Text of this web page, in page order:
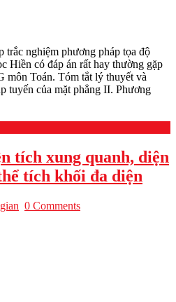
trắc nghiệm phương pháp tọa độ
Hiền có đáp án rất hay thường gặp
môn Toán. Tóm tắt lý thuyết và
tuyến của mặt phẳng II. Phương
tích xung quanh, diện
tích khối đa diện
0 Comments